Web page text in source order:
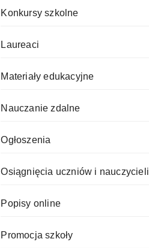
Konkursy szkolne
Laureaci
Materiały edukacyjne
Nauczanie zdalne
Ogłoszenia
Osiągnięcia uczniów i nauczycieli
Popisy online
Promocja szkoły